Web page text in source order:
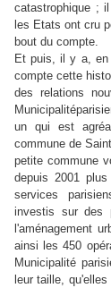
catastrophique ;
les Etats ont cru
bout du compte.
Et puis, il y a, en
compte cette
des relations
un qui est
commune de
petite commune
depuis 2001
services
investis sur des
l'aménagement
ainsi les 450
Municipalité
leur taille,